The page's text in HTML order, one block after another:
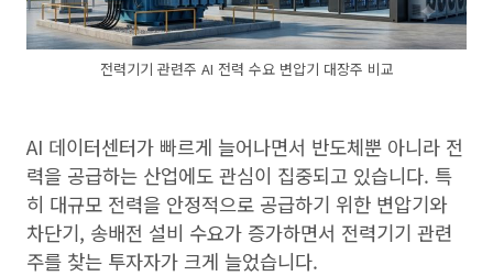
전력기기 관련주 AI 전력 수요 변압기 대장주 비교
AI 데이터센터가 빠르게 늘어나면서 반도체뿐 아니라 전
력을 공급하는 산업에도 관심이 집중되고 있습니다. 특
히 대규모 전력을 안정적으로 공급하기 위한 변압기와
차단기, 송배전 설비 수요가 증가하면서 전력기기 관련
주를 찾는 투자자가 크게 늘었습니다.